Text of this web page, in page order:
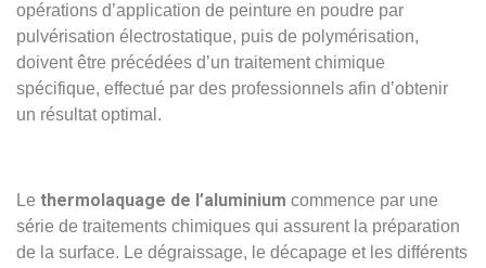
opérations d’application de peinture en poudre par
pulvérisation électrostatique, puis de polymérisation,
doivent être précédées d’un traitement chimique
spécifique, effectué par des professionnels afin d’obtenir
un résultat optimal.
Le thermolaquage de l’aluminium commence par une
série de traitements chimiques qui assurent la préparation
de la surface. Le dégraissage, le décapage et les différents